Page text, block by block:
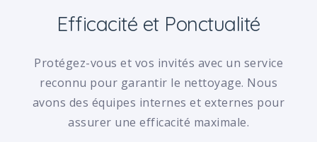
Efficacité et Ponctualité
Protégez-vous et vos invités avec un service
reconnu pour garantir le nettoyage. Nous
avons des équipes internes et externes pour
assurer une efficacité maximale.